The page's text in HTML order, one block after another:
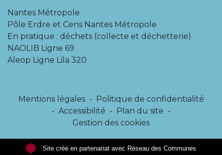
Nantes Métropole
Pôle Erdre et Cens Nantes Métropole
En pratique : déchets (collecte et déchetterie)
NAOLIB Ligne 69
Aleop Ligne Lila 320
Mentions légales - Politique de confidentialité
- Accessibilité - Plan du site -
Gestion des cookies
Site créé en partenariat avec Réseau des Communes